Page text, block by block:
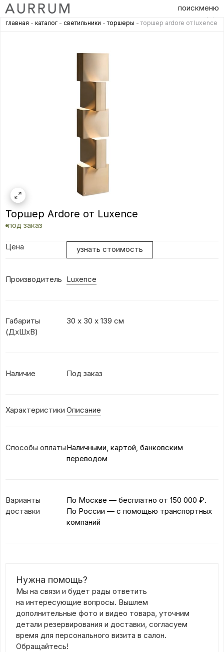
поискменю
главная - каталог - светильники -торшеры - торшер ardore от luxence
Торшер Ardore от Luxence
под заказ
Цена узнать стоимость
Производитель Luxence
Габариты
(ДхШхВ)
30 х 30 х 139 см
Наличие Под заказ
Характеристики Описание
Способы оплатыНаличными, картой, банковским
переводом
Варианты
доставки
По Москве — бесплатно от 150 000 ₽.
По России — с помощью транспортных
компаний
Нужна помощь?
Мы на связи и будет рады ответить
на интересующие вопросы. Вышлем
дополнительные фото и видео товара, уточним
детали резервирования и доставки, согласуем
время для персонального визита в салон.
Обращайтесь!